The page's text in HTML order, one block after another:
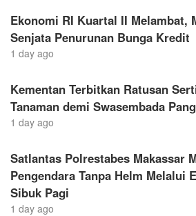
Ekonomi RI Kuartal II Melambat,
Senjata Penurunan Bunga Kredit
1 day ago
Kementan Terbitkan Ratusan
Tanaman demi Swasembada
1 day ago
Satlantas Polrestabes Makassar
Pengendara Tanpa Helm Melalui
Sibuk Pagi
1 day ago